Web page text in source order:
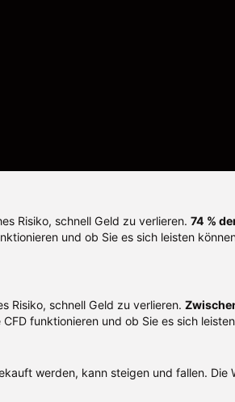
Risiko, schnell Geld zu verlieren. 74 %
und ob Sie es sich leisten
Risiko, schnell Geld zu verlieren.
funktionieren und ob Sie es sich
werden, kann steigen und fallen.